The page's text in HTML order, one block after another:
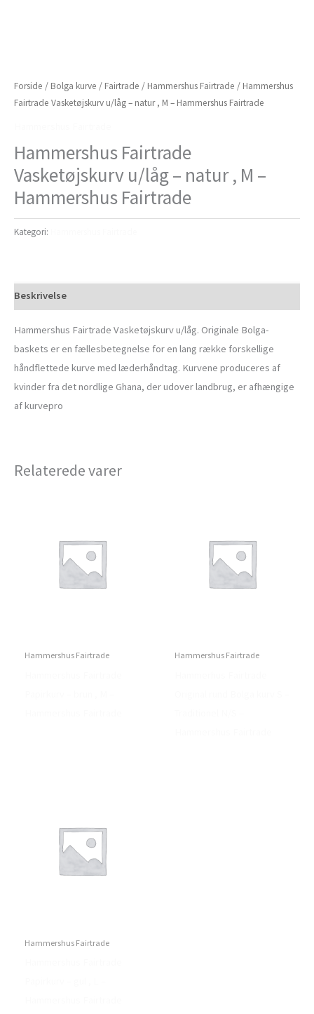
Forside / Bolga kurve / Fairtrade / Hammershus Fairtrade / Hammershus
Fairtrade Vasketøjskurv u/låg – natur , M – Hammershus Fairtrade
Hammershus Fairtrade
Vasketøjskurv u/låg – natur , M –
Hammershus Fairtrade
Kategori:
Beskrivelse
Hammershus Fairtrade Vasketøjskurv u/låg. Originale Bolga-
baskets er en fællesbetegnelse for en lang række forskellige
håndflettede kurve med læderhåndtag. Kurvene produceres af
kvinder fra det nordlige Ghana, der udover landbrug, er afhængige
af kurvepro
Relaterede varer
Hammershus Fairtrade Hammershus Fairtrade
Hammershus Fairtrade